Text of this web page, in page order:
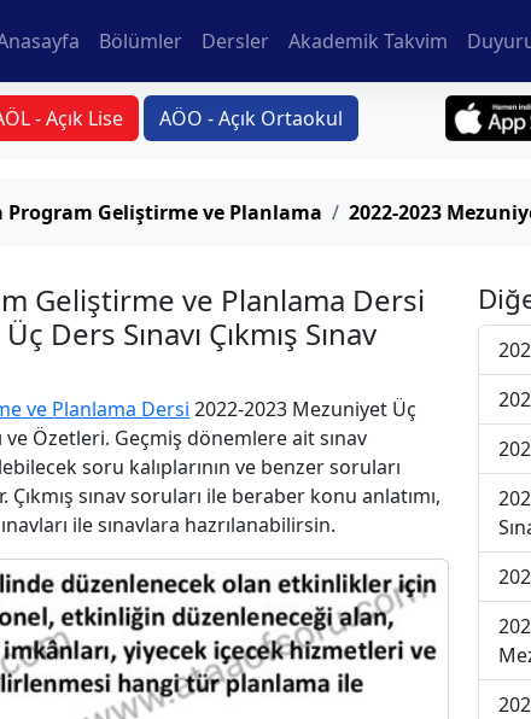
Bölümler Dersler Akademik Takvim
- Açık Lise AÖO - Açık Ortaokul
Program Geliştirme ve Planlama 2022-2023
Geliştirme ve Planlama Dersi
Ders Sınavı Çıkmış Sınav
ve Planlama Dersi 2022-2023 Mezuniyet Üç
ve Özetleri. Geçmiş dönemlere ait sınav
soru kalıplarının ve benzer soruları
sınav soruları ile beraber konu anlatımı,
ile sınavlara hazrılanabilirsin.